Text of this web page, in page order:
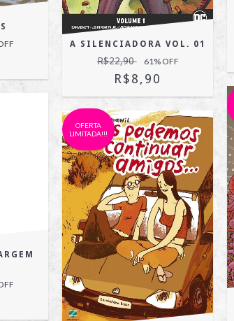
A SILENCIADORA VOL. 01
R$22,90 61% OFF
R$8,90
OFERTA
LIMITADA!!!